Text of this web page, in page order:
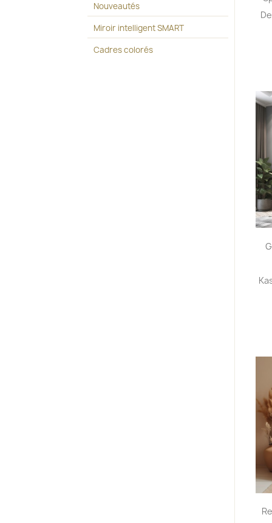
Nouveautés
Miroir intelligent SMART
Cadres colorés